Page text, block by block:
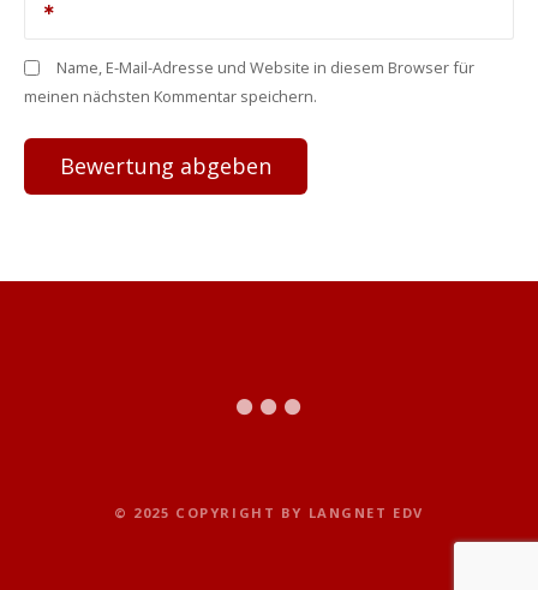
Name, E-Mail-Adresse und Website in diesem Browser für
meinen nächsten Kommentar speichern.
© 2025 COPYRIGHT BY LANGNET EDV